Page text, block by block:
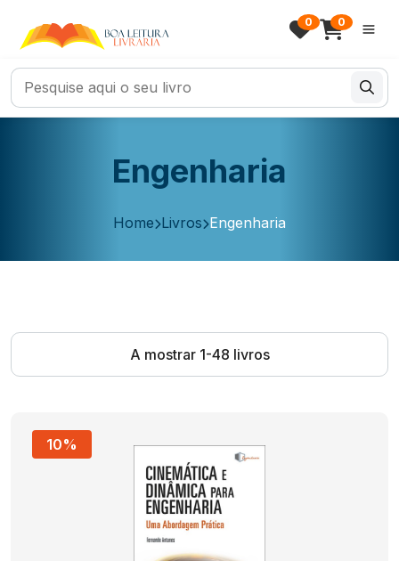
0 0
Engenharia
Home Livros Engenharia
A mostrar 1-48 livros
10%